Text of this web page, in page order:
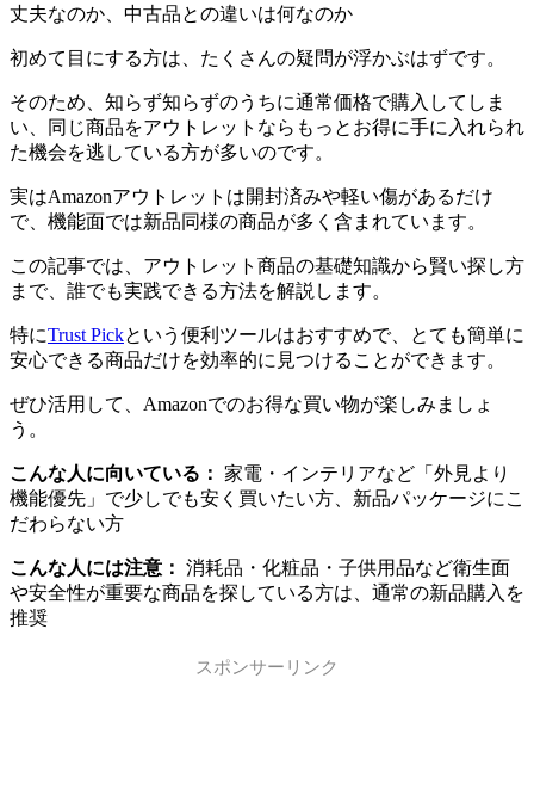
丈夫なのか、中古品との違いは何なのか
初めて目にする方は、たくさんの疑問が浮かぶはずです。
そのため、知らず知らずのうちに通常価格で購入してしま
い、同じ商品をアウトレットならもっとお得に手に入れられ
た機会を逃している方が多いのです。
実はAmazonアウトレットは開封済みや軽い傷があるだけ
で、機能面では新品同様の商品が多く含まれています。
この記事では、アウトレット商品の基礎知識から賢い探し方
まで、誰でも実践できる方法を解説します。
特にTrust Pickという便利ツールはおすすめで、とても簡単に
安心できる商品だけを効率的に見つけることができます。
ぜひ活用して、Amazonでのお得な買い物が楽しみましょ
う。
こんな人に向いている： 家電・インテリアなど「外見より
機能優先」で少しでも安く買いたい方、新品パッケージにこ
だわらない方
こんな人には注意： 消耗品・化粧品・子供用品など衛生面
や安全性が重要な商品を探している方は、通常の新品購入を
推奨
スポンサーリンク